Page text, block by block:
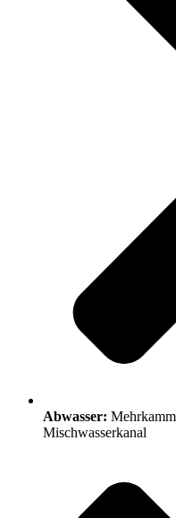
Abwasser:
Mischwasserkanal